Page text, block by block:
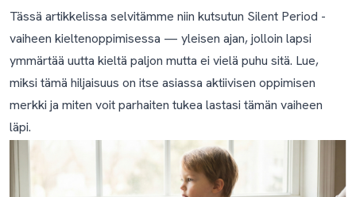
Älä tee näin:
Milloin kannattaa huolestua?
Yhteenveto: Itseluottamuksen rakentaminen
Onko olemassa ohjelmaa, joka auttaa Silent Period -
Tässä artikkelissa selvitämme niin kutsutun Silent Period -
vaiheen kieltenoppimisessa — yleisen ajan, jolloin lapsi
ymmärtää uutta kieltä paljon mutta ei vielä puhu sitä. Lue,
miksi tämä hiljaisuus on itse asiassa aktiivisen oppimisen
merkki ja miten voit parhaiten tukea lastasi tämän vaiheen
läpi.